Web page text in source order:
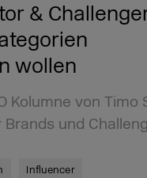
&
wollen
Kolumne von Timo
Brands und
Influencer